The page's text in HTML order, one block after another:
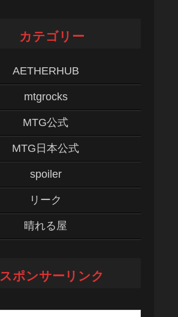
カテゴリー
AETHERHUB
mtgrocks
MTG公式
MTG日本公式
spoiler
リーク
晴れる屋
スポンサーリンク